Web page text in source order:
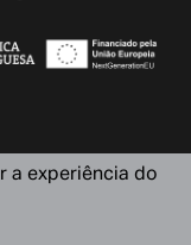
a experiência do